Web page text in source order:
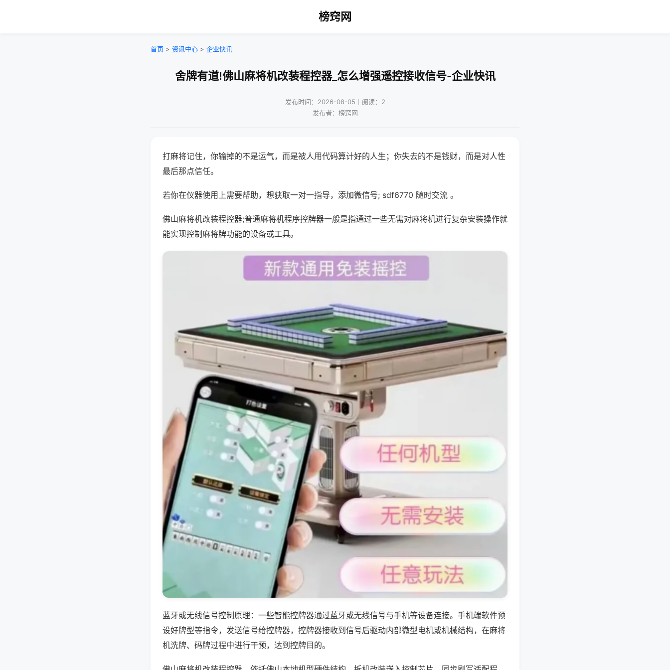
榜窍网
首页 > 资讯中心 > 企业快讯
舍牌有道!佛山麻将机改装程控器_怎么增强遥控接收信号-企业快讯
发布时间：2026-08-05｜阅读：2
发布者：榜窍网
打麻将记住，你输掉的不是运气，而是被人用代码算计好的人生；你失去的不是钱财，而是对人性
最后那点信任。
若你在仪器使用上需要帮助，想获取一对一指导，添加微信号; sdf6770 随时交流 。
佛山麻将机改装程控器;普通麻将机程序控牌器一般是指通过一些无需对麻将机进行复杂安装操作就
能实现控制麻将牌功能的设备或工具。
蓝牙或无线信号控制原理：一些智能控牌器通过蓝牙或无线信号与手机等设备连接。手机端软件预
设好牌型等指令，发送信号给控牌器，控牌器接收到信号后驱动内部微型电机或机械结构，在麻将
机洗牌、码牌过程中进行干预，达到控牌目的。